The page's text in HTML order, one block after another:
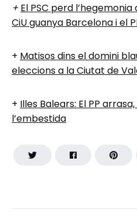
+ El PSC perd
CiU guanya Barcelona i el
+ Matisos dins el domini
eleccions a la Ciutat de
+ Illes Balears: El PP
l’embestida